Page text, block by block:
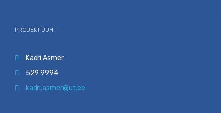
PROJEKTIJUHT
 Kadri Asmer
 529 9994
 kadri.asmer@ut.ee